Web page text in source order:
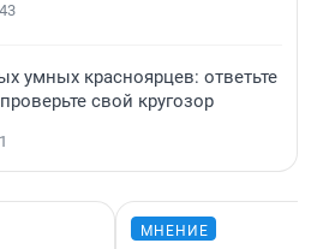
43
умных красноярцев: ответьте
свой кругозор
1
МНЕНИЕ